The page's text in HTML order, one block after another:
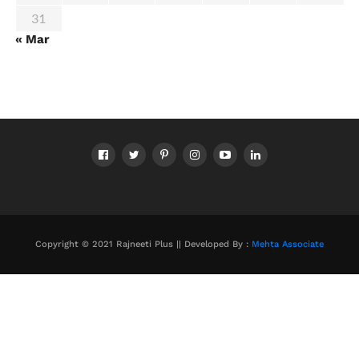
31
« Mar
Copyright © 2021 Rajneeti Plus || Developed By : Mehta Associate